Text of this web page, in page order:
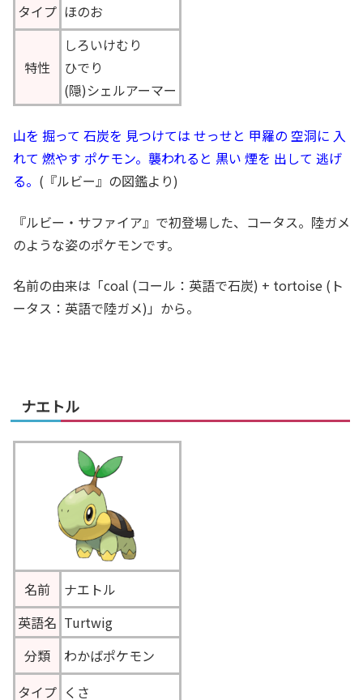
タイプ ほのお
特性
しろいけむり
ひでり
(隠)シェルアーマー
山を 掘って 石炭を 見つけては せっせと 甲羅の 空洞に 入
れて 燃やす ポケモン。襲われると 黒い 煙を 出して 逃げ
る。 (『ルビー』の図鑑より)
『ルビー・サファイア』で初登場した、コータス。陸ガメ
のような姿のポケモンです。
名前の由来は「coal (コール：英語で石炭) + tortoise (ト
ータス：英語で陸ガメ)」から。
ナエトル
名前
ナエトル
英語名 Turtwig
分類
わかばポケモン
タイプ くさ